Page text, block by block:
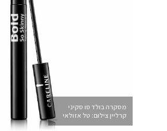
מסקרה בולד סו סקיני
קרליין צילום: טל אזולאי